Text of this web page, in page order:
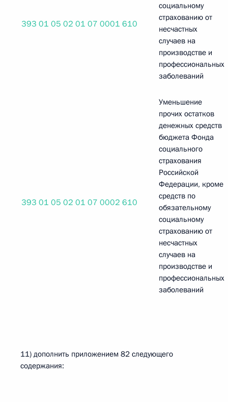
393 01 05 02 01 07 0001 610
социальному
страхованию от
несчастных
случаев на
производстве и
профессиональных
заболеваний
393 01 05 02 01 07 0002 610
Уменьшение
прочих остатков
денежных средств
бюджета Фонда
социального
страхования
Российской
Федерации, кроме
средств по
обязательному
социальному
страхованию от
несчастных
случаев на
производстве и
профессиональных
заболеваний
11) дополнить приложением 82 следующего
содержания: